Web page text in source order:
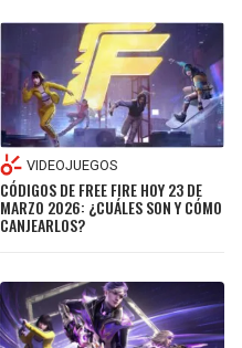
VIDEOJUEGOS
CÓDIGOS DE FREE FIRE HOY 23 DE
MARZO 2026: ¿CUÁLES SON Y CÓMO
CANJEARLOS?